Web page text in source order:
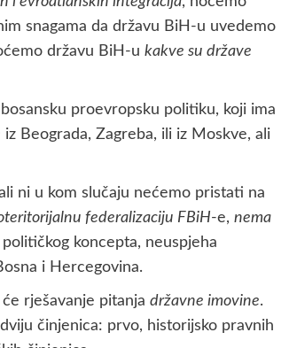
snagama da državu BiH-u uvedemo
državu BiH-u kakve su države
proevropsku politiku, koji ima
iz Beograda, Zagreba, ili iz Moskve, ali
ni u kom slučaju nećemo pristati na
federalizaciju FBiH-e, nema
koncepta, neuspjeha
i Hercegovina.
rješavanje pitanja državne imovine.
činjenica: prvo, historijsko pravnih